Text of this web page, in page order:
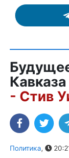
- Стив
Политика,